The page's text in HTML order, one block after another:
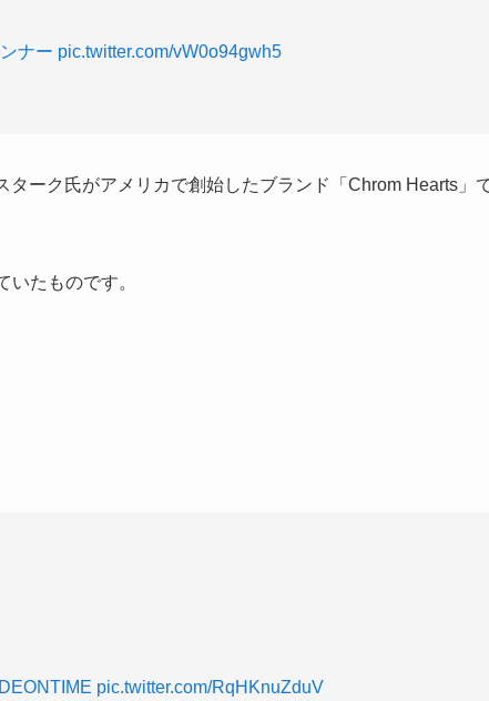
ナー pic.twitter.com/vW0o94gwh5
ーク氏がアメリカで創始したブランド 「Chrom Hearts」
いたものです。
pic.twitter.com/RqHKnuZduV